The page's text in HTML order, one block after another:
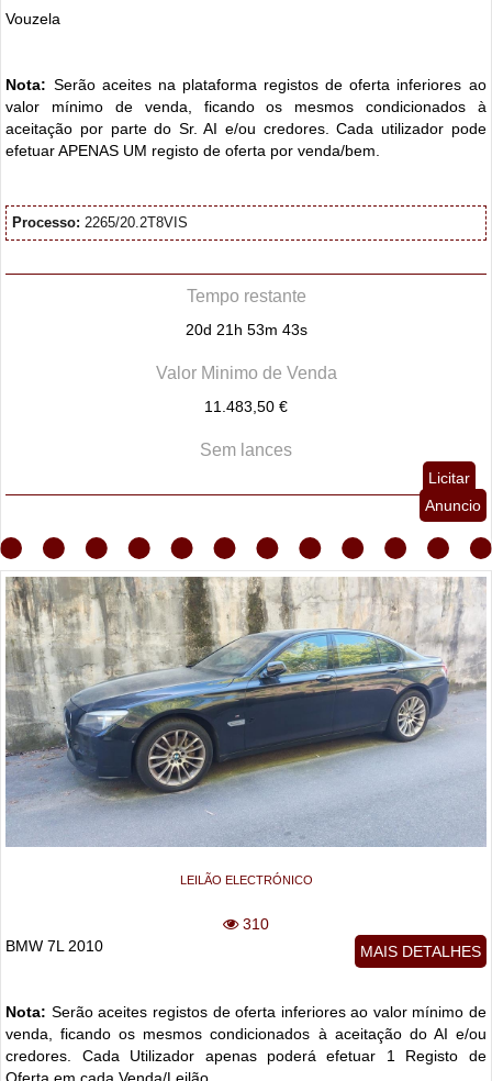
Vouzela
Nota: Serão aceites na plataforma registos de oferta inferiores ao
valor mínimo de venda, ficando os mesmos condicionados à
aceitação por parte do Sr. AI e/ou credores. Cada utilizador pode
efetuar APENAS UM registo de oferta por venda/bem.
Processo: 2265/20.2T8VIS
Tempo restante
20d 21h 53m 42s
Valor Minimo de Venda
11.483,50 €
Sem lances
Licitar
Anuncio
LEILÃO ELECTRÓNICO
310
MAIS DETALHES
BMW 7L 2010
Nota: Serão aceites registos de oferta inferiores ao valor mínimo de
venda, ficando os mesmos condicionados à aceitação do AI e/ou
credores. Cada Utilizador apenas poderá efetuar 1 Registo de